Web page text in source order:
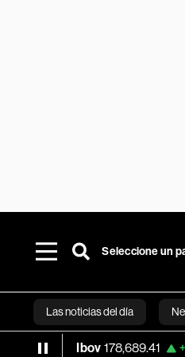
Seleccione un
Las noticias del día
Ibov 178,689.41 +0.45%